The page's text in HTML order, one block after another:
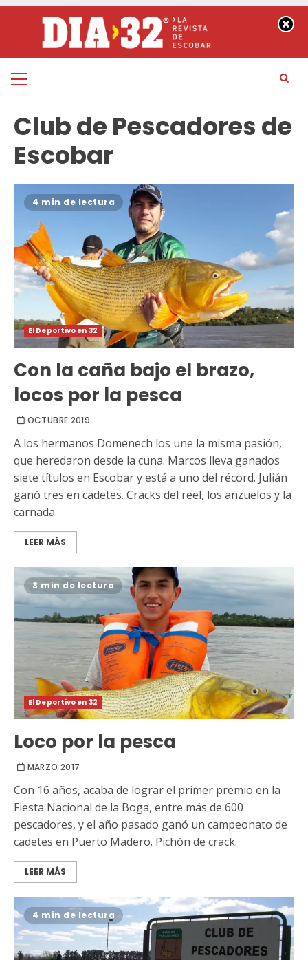
contenido
Menú
Club de Pescadores de
Escobar
4 min de lectura
El Deportivo en 32
Con la caña bajo el brazo,
locos por la pesca
OCTUBRE 2019
A los hermanos Domenech los une la misma pasión,
que heredaron desde la cuna. Marcos lleva ganados
siete títulos en Escobar y está a uno del récord. Julián
ganó tres en cadetes. Cracks del reel, los anzuelos y la
carnada.
LEER MÁS
3 min de lectura
El Deportivo en 32
Loco por la pesca
MARZO 2017
Con 16 años, acaba de lograr el primer premio en la
Fiesta Nacional de la Boga, entre más de 600
pescadores, y el año pasado ganó un campeonato de
cadetes en Puerto Madero. Pichón de crack.
LEER MÁS
4 min de lectura